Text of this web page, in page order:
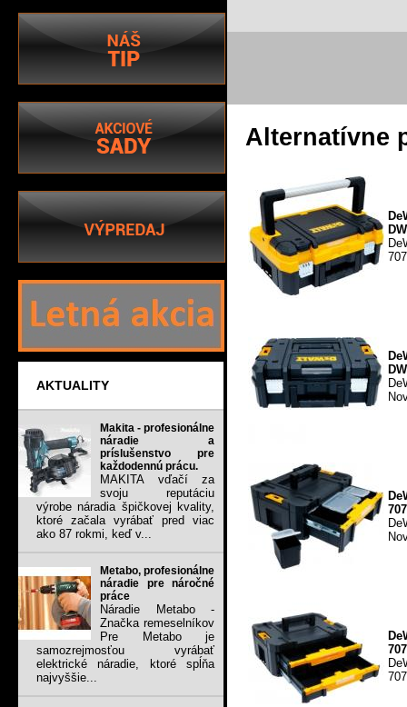
AKTUALITY
Makita - profesionálne
náradie a
príslušenstvo pre
každodennú prácu.
MAKITA vďačí za
svoju reputáciu
výrobe náradia špičkovej kvality,
ktoré začala vyrábať pred viac
ako 87 rokmi, keď v...
Metabo, profesionálne
náradie pre náročné
práce
Náradie Metabo -
Značka remeselníkov
Pre Metabo je
samozrejmosťou vyrábať
elektrické náradie, ktoré spĺňa
najvyššie...
Alternatívne